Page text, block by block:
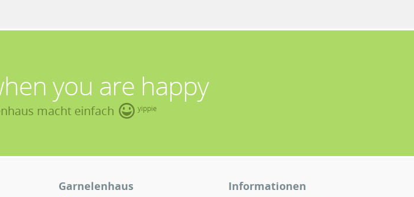
you are happy
macht einfach yippie
Garnelenhaus Informationen